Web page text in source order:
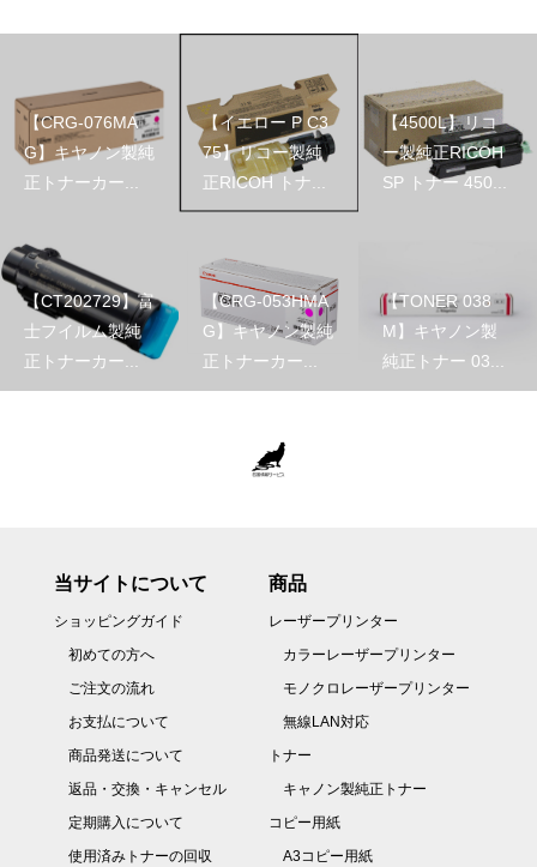
【CRG-076MA
G】キヤノン製純
正トナーカー...
【イエロー P C3
75】リコー製純
正RICOH トナ...
【4500L】リコ
ー製純正RICOH
SP トナー 450...
【CT202729】富
士フイルム製純
正トナーカー...
【CRG-053HMA
G】キヤノン製純
正トナーカー...
【TONER 038
M】キヤノン製
純正トナー 03...
当サイトについて
ショッピングガイド
初めての方へ
ご注文の流れ
お支払について
商品発送について
返品・交換・キャンセル
定期購入について
使用済みトナーの回収
商品
レーザープリンター
カラーレーザープリンター
モノクロレーザープリンター
無線LAN対応
トナー
キャノン製純正トナー
コピー用紙
A3コピー用紙